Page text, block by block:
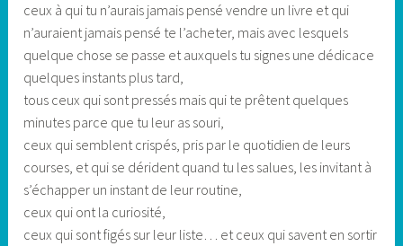
ceux à qui tu n’aurais jamais pensé vendre un livre et qui
n’auraient jamais pensé te l’acheter, mais avec lesquels
quelque chose se passe et auxquels tu signes une dédicace
quelques instants plus tard,
tous ceux qui sont pressés mais qui te prêtent quelques
minutes parce que tu leur as souri,
ceux qui semblent crispés, pris par le quotidien de leurs
courses, et qui se dérident quand tu les salues, les invitant à
s’échapper un instant de leur routine,
ceux qui ont la curiosité,
ceux qui sont figés sur leur liste… et ceux qui savent en sortir